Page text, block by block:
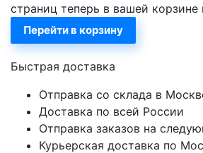
страниц теперь в вашей корзине
Перейти в корзину
Быстрая доставка
Отправка со склада в
Доставка по всей России
Отправка заказов на
Курьерская доставка по